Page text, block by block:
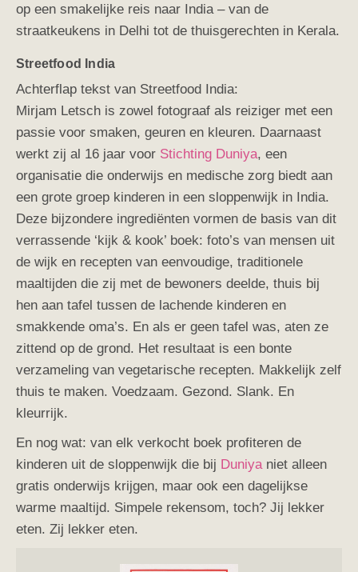
op een smakelijke reis naar India – van de
straatkeukens in Delhi tot de thuisgerechten in Kerala.
Streetfood India
Achterflap tekst van Streetfood India:
Mirjam Letsch is zowel fotograaf als reiziger met een
passie voor smaken, geuren en kleuren. Daarnaast
werkt zij al 16 jaar voor Stichting Duniya, een
organisatie die onderwijs en medische zorg biedt aan
een grote groep kinderen in een sloppenwijk in India.
Deze bijzondere ingrediënten vormen de basis van dit
verrassende ‘kijk & kook’ boek: foto’s van mensen uit
de wijk en recepten van eenvoudige, traditionele
maaltijden die zij met de bewoners deelde, thuis bij
hen aan tafel tussen de lachende kinderen en
smakkende oma’s. En als er geen tafel was, aten ze
zittend op de grond. Het resultaat is een bonte
verzameling van vegetarische recepten. Makkelijk zelf
thuis te maken. Voedzaam. Gezond. Slank. En
kleurrijk.
En nog wat: van elk verkocht boek profiteren de
kinderen uit de sloppenwijk die bij Duniyaniet alleen
gratis onderwijs krijgen, maar ook een dagelijkse
warme maaltijd. Simpele rekensom, toch? Jij lekker
eten. Zij lekker eten.